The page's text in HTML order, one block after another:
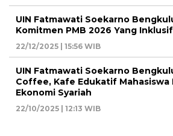
UIN Fatmawati Soekarno
Komitmen PMB 2026 Yang
22/12/2025 | 15:56 WIB
UIN Fatmawati Soekarno
Coffee, Kafe Edukatif Mahasiswa
Ekonomi Syariah
22/10/2025 | 12:13 WIB